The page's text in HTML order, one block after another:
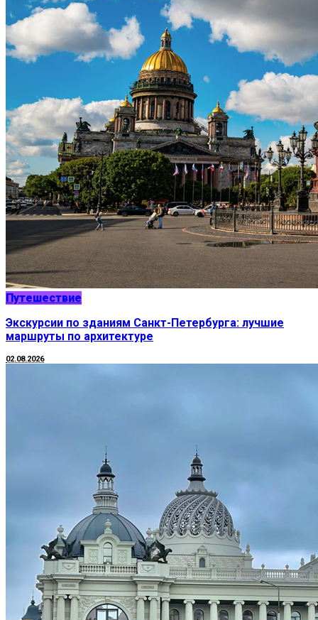
Путешествие
Экскурсии по зданиям Санкт-Петербурга: лучшие
маршруты по архитектуре
02.08.2026